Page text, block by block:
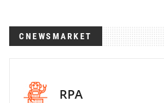
CNEWSMARKET
RPA